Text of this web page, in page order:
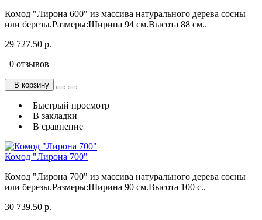
Комод "Лирона 600" из массива натурального дерева сосны
или березы.Размеры:Ширина 94 см.Высота 88 см..
29 727.50 р.
0 отзывов
В корзину
Быстрый просмотр
В закладки
В сравнение
Комод "Лирона 700"
Комод "Лирона 700" из массива натурального дерева сосны
или березы.Размеры:Ширина 90 см.Высота 100 с..
30 739.50 р.